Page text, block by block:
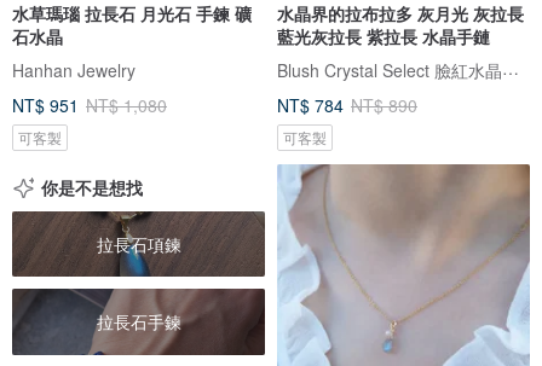
水草瑪瑙 拉長石 月光石 手鍊 礦
石水晶
Hanhan Jewelry
NT$ 951 NT$ 1,080
可客製
水晶界的拉布拉多 灰月光 灰拉長
藍光灰拉長 紫拉長 水晶手鏈
Blush Crystal Select 臉紅水晶飾品選物店
NT$ 784 NT$ 890
可客製
你是不是想找
拉長石項鍊
拉長石手鍊